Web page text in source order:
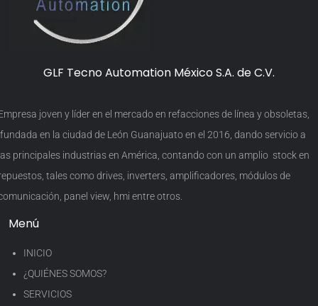
GLF Tecno Automation México S.A. de C.V.
joven y líder en el mercado en refacciones de línea y obsoletas,
en la ciudad de León Guanajuato en el 2016, dando servicio a
principales industrias en América, contando con un amplio stock en
tales como drives, inverters, amplificadores, módulos de
panel view, hmi entre otros.
Menú
INICIO
¿QUIÉNES SOMOS?
SERVICIOS